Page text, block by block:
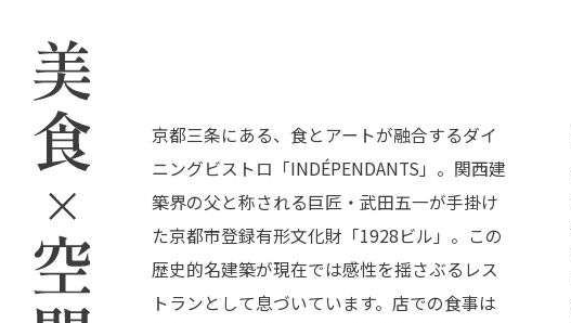
京都三条にある、食とアートが融合するダイ
ニングビストロ「INDÉPENDANTS」。関西建
築界の父と称される巨匠・武田五一が手掛け
た京都市登録有形文化財「1928ビル」。この
歴史的名建築が現在では感性を揺さぶるレス
トランとして息づいています。店での食事は